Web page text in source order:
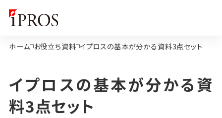
ホーム お役立ち資料 イプロスの基本が分かる資料3点セット
イプロスの基本が分かる資
料3点セット